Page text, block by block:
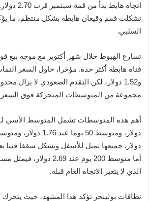
اتجاه هابط
تشكلت قمم وقيعان هابطة بشكل منتظم، ما
السلبي.
تسارع الهبوط خلال شهر أكتوبر مع موجة بيع
و1.52 دولار، لكن التقدم الصعودي لا يزال
مجموعة من المتوسطات المتحركة فوق
دولار. جميعها تميل للأسفل وتشكل سقفا فنيا
أما متوسط 200 يوم عند 2.69
الذي لا يتغير الاتجاه العام قبله.
نطاقات بولينجر تؤكد هذا المشهد، حيث يتحرك